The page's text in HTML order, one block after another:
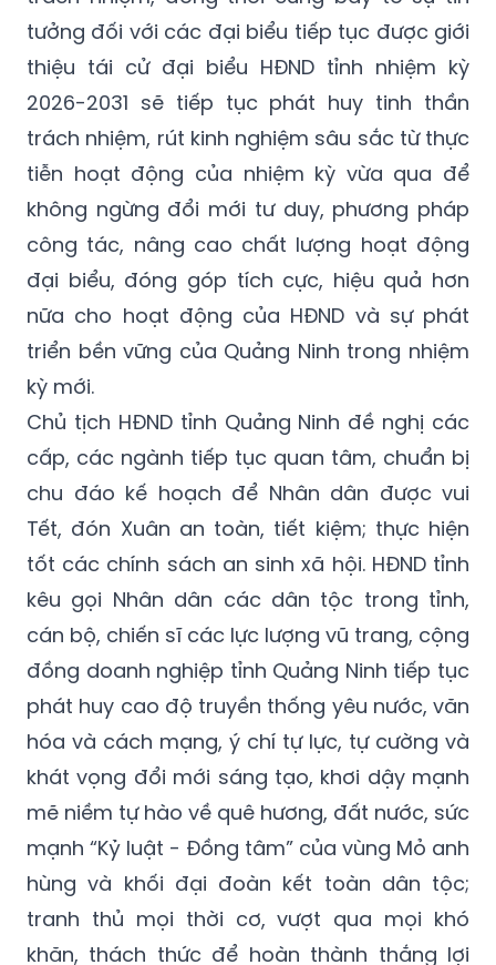
tưởng đối với các đại biểu tiếp tục được giới
thiệu tái cử đại biểu HĐND tỉnh nhiệm kỳ
2026-2031 sẽ tiếp tục phát huy tinh thần
trách nhiệm, rút kinh nghiệm sâu sắc từ thực
tiễn hoạt động của nhiệm kỳ vừa qua để
không ngừng đổi mới tư duy, phương pháp
công tác, nâng cao chất lượng hoạt động
đại biểu, đóng góp tích cực, hiệu quả hơn
nữa cho hoạt động của HĐND và sự phát
triển bền vững của Quảng Ninh trong nhiệm
kỳ mới.
Chủ tịch HĐND tỉnh Quảng Ninh đề nghị các
cấp, các ngành tiếp tục quan tâm, chuẩn bị
chu đáo kế hoạch để Nhân dân được vui
Tết, đón Xuân an toàn, tiết kiệm; thực hiện
tốt các chính sách an sinh xã hội. HĐND tỉnh
kêu gọi Nhân dân các dân tộc trong tỉnh,
cán bộ, chiến sĩ các lực lượng vũ trang, cộng
đồng doanh nghiệp tỉnh Quảng Ninh tiếp tục
phát huy cao độ truyền thống yêu nước, văn
hóa và cách mạng, ý chí tự lực, tự cường và
khát vọng đổi mới sáng tạo, khơi dậy mạnh
mẽ niềm tự hào về quê hương, đất nước, sức
mạnh “Kỷ luật - Đồng tâm” của vùng Mỏ anh
hùng và khối đại đoàn kết toàn dân tộc;
tranh thủ mọi thời cơ, vượt qua mọi khó
khăn, thách thức để hoàn thành thắng lợi